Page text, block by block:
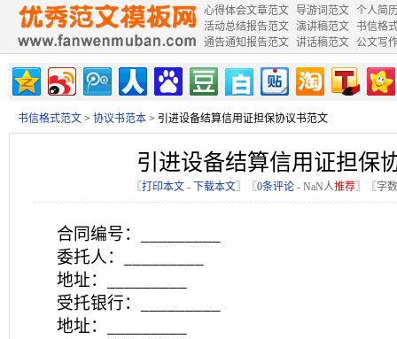
心得体会文章范文 导游词范文 个人简
活动总结报告范文 演讲稿范文 书信格
通告通知报告范文 讲话稿范文 公文写
书信格式范文 > 协议书范本 > 引进设备结算信用证担保协议书范文
引进设备结算信用证担保
〖打印本文 - 下载本文〗〖0条评论 - NaN人推荐〗〖字
合同编号：_________
委托人：_________
地址：_________
受托银行：_________
地址：_________